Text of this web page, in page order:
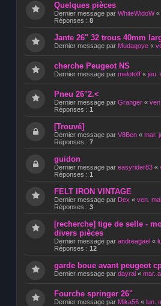
Quelques pièces
Dernier message par WhiteWidoW«
Réponses : 8
Jante 26" 32 trous 40mm
Dernier message par Mudagoye «
cherche Peugeot NS
Dernier message par melotoff « jeu.
Pneu 26"2.<
Dernier message par Granger «
Réponses : 1
[Trouvé]
Dernier message par V8Ben « mar.
Réponses : 7
guidon
Dernier message par easyrider83 «
Réponses : 1
FELT IRON VINTAGE
Dernier message par Dex « ven.
Réponses : 3
[recherche] tige de selle -
divers pièces
Dernier message par andreagael «
Réponses : 12
garde boue avant peugeot
Dernier message par dayral « mar.
Fourche springer 26"
Dernier message par Mika56 « lun.